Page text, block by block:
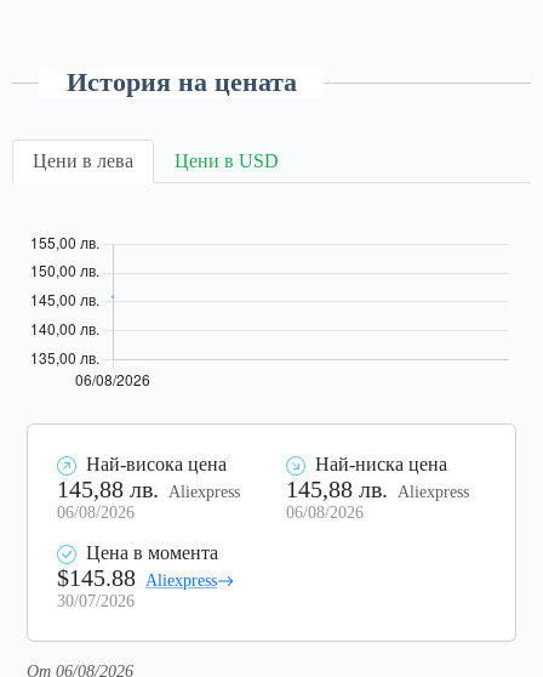
История на цената
Цени в лева Цени в USD
Най-висока цена
145,88 лв.
Aliexpress
06/08/2026
Най-ниска цена
145,88 лв.
Aliexpress
06/08/2026
Цена в момента
$145.88 Aliexpress
30/07/2026
От 06/08/2026